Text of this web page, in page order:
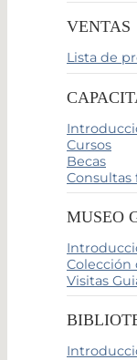
VENTAS
Lista de
Cursos
Becas
MUSEO
Visitas